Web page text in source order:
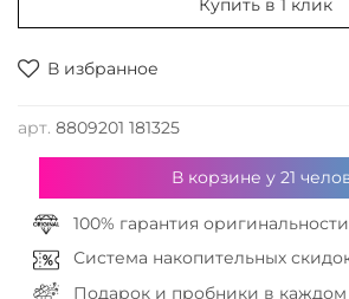
В избранное
арт. 8809201 181325
Купить в 1 клик
В корзине у21
100% гарантия оригинальности
Система накопительных
Подарок и пробники в каждом